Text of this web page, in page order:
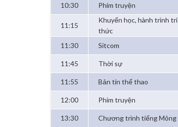
10:30 Phim truyện
11:15
Khuyến học, hành trình tri
thức
11:30 Sitcom
11:45 Thời sự
11:55 Bản tin thể thao
12:00 Phim truyện
13:30 Chương trình tiếng Mông